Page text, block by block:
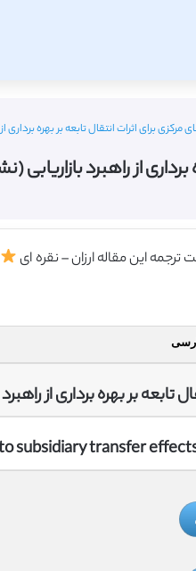
برای اثرات انتقال تابعه بر بهره برداری از
از راهبرد بازاریابی (نشریه
بر بهره برداری از راهبرد
subsidiary transfer